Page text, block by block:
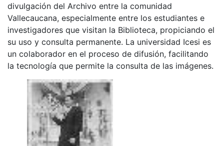
divulgación del Archivo entre la comunidad
Vallecaucana, especialmente entre los estudiantes e
investigadores que visitan la Biblioteca, propiciando el
su uso y consulta permanente. La universidad Icesi es
un colaborador en el proceso de difusión, facilitando
la tecnología que permite la consulta de las imágenes.